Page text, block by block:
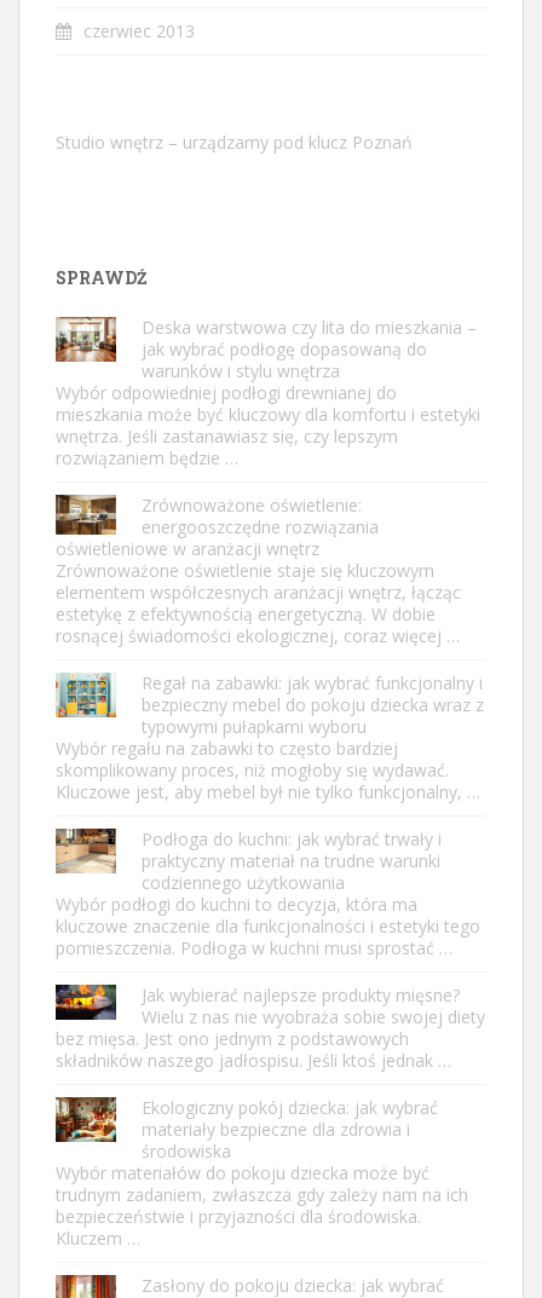
czerwiec 2013
Studio wnętrz – urządzamy pod klucz Poznań
SPRAWDŹ
Deska warstwowa czy lita do mieszkania –
jak wybrać podłogę dopasowaną do
warunków i stylu wnętrza
Wybór odpowiedniej podłogi drewnianej do
mieszkania może być kluczowy dla komfortu i estetyki
wnętrza. Jeśli zastanawiasz się, czy lepszym
rozwiązaniem będzie …
Zrównoważone oświetlenie:
energooszczędne rozwiązania
oświetleniowe w aranżacji wnętrz
Zrównoważone oświetlenie staje się kluczowym
elementem współczesnych aranżacji wnętrz, łącząc
estetykę z efektywnością energetyczną. W dobie
rosnącej świadomości ekologicznej, coraz więcej …
Regał na zabawki: jak wybrać funkcjonalny i
bezpieczny mebel do pokoju dziecka wraz z
typowymi pułapkami wyboru
Wybór regału na zabawki to często bardziej
skomplikowany proces, niż mogłoby się wydawać.
Kluczowe jest, aby mebel był nie tylko funkcjonalny, …
Podłoga do kuchni: jak wybrać trwały i
praktyczny materiał na trudne warunki
codziennego użytkowania
Wybór podłogi do kuchni to decyzja, która ma
kluczowe znaczenie dla funkcjonalności i estetyki tego
pomieszczenia. Podłoga w kuchni musi sprostać …
Jak wybierać najlepsze produkty mięsne?
Wielu z nas nie wyobraża sobie swojej diety
bez mięsa. Jest ono jednym z podstawowych
składników naszego jadłospisu. Jeśli ktoś jednak …
Ekologiczny pokój dziecka: jak wybrać
materiały bezpieczne dla zdrowia i
środowiska
Wybór materiałów do pokoju dziecka może być
trudnym zadaniem, zwłaszcza gdy zależy nam na ich
bezpieczeństwie i przyjazności dla środowiska.
Kluczem …
Zasłony do pokoju dziecka: jak wybrać